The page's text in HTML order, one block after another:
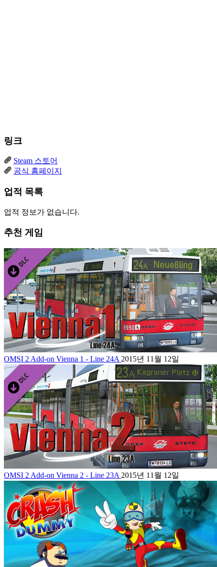
링크
Steam 스토어
공식 홈페이지
업적 목록
업적 정보가 없습니다.
추천 게임
OMSI 2 Add-on Vienna 1 - Line 24A 2015년 11월 12일
OMSI 2 Add-on Vienna 2 - Line 23A 2015년 11월 12일